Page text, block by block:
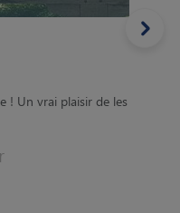
! Un vrai plaisir de les